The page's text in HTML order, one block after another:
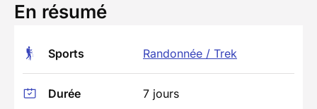
En résumé
Sports Randonnée / Trek
Durée 7 jours